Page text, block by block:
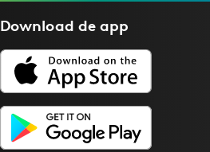
Download deapp